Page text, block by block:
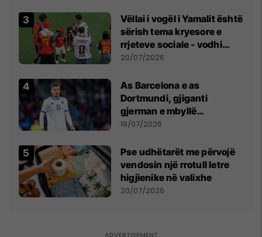
Vëllai i vogël i Yamalit është
sërish tema kryesore e
rrjeteve sociale - vodhi
vëmendjen pas finales së
20/07/2026
As Barcelona e as
Dortmundi, gjiganti
gjerman e mbyllë
marrëveshjen për Fisnik
19/07/2026
Pse udhëtarët me përvojë
vendosin një rrotull letre
higjienike në valixhe
20/07/2026